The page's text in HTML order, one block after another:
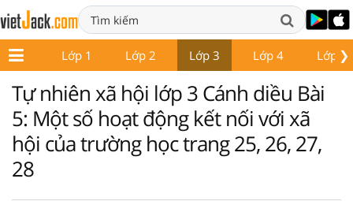
❯
Lớp 1 Lớp 2 Lớp 3 Lớp 4 Lớp 5
Tự nhiên xã hội lớp 3 Cánh diều Bài
5: Một số hoạt động kết nối với xã
hội của trường học trang 25, 26, 27,
28